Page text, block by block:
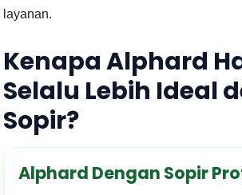
layanan.
Kenapa Alphard
Selalu Lebih Ideal
Sopir?
Alphard Dengan Sopir